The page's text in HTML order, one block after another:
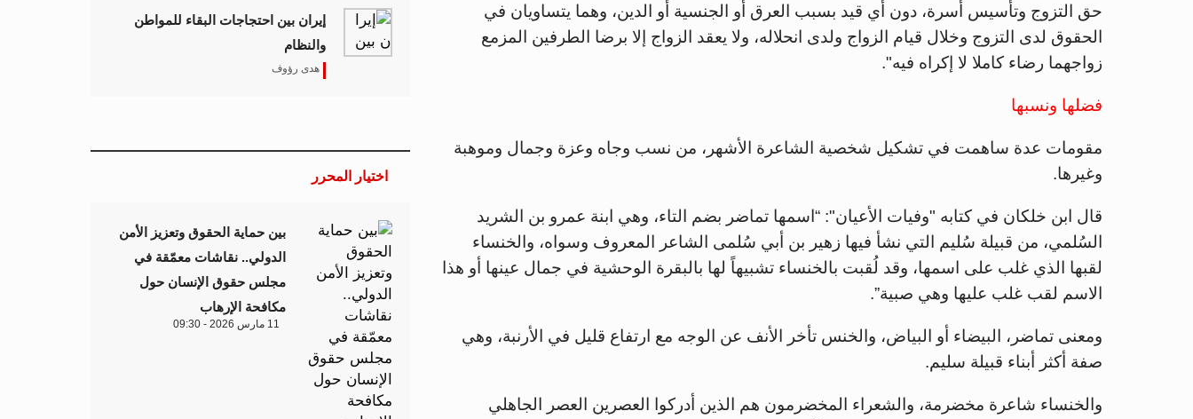
حق التزوج وتأسيس أسرة، دون أي قيد بسبب العرق أو الجنسية أو الدين، وهما يتساويان في
الحقوق لدى التزوج وخلال قيام الزواج ولدى انحلاله، ولا يعقد الزواج إلا برضا الطرفين المزمع
زواجهما رضاء كاملا لا إكراه فيه".
فضلها ونسبها
مقومات عدة ساهمت في تشكيل شخصية الشاعرة الأشهر، من نسب وجاه وعزة وجمال وموهبة
وغيرها.
قال ابن خلكان في كتابه "وفيات الأعيان": “اسمها تماضر بضم التاء، وهي ابنة عمرو بن الشريد
السُلمي، من قبيلة سُليم التي نشأ فيها زهير بن أبي سُلمى الشاعر المعروف وسواه، والخنساء
لقبها الذي غلب على اسمها، وقد لُقبت بالخنساء تشبيهاً لها بالبقرة الوحشية في جمال عينها أو هذا
الاسم لقب غلب عليها وهي صبية”.
ومعنى تماضر، البيضاء أو البياض، والخنس تأخر الأنف عن الوجه مع ارتفاع قليل في الأرنبة، وهي
صفة أكثر أبناء قبيلة سليم.
والخنساء شاعرة مخضرمة، والشعراء المخضرمون هم الذين أدركوا العصرين العصر الجاهلي
إيران بين احتجاجات البقاء للمواطن
والنظام
هدى رؤوف
اختيار المحرر
بين حماية الحقوق وتعزيز الأمن
الدولي.. نقاشات معمّقة في
مجلس حقوق الإنسان حول
مكافحة الإرهاب
11 مارس 2026 - 09:30